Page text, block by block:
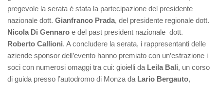
pregevole la serata è stata la partecipazione del presidente
nazionale dott. Gianfranco Prada, del presidente regionale dott.
Nicola Di Gennaro e del past president nazionale dott.
Roberto Callioni. A concludere la serata, i rappresentanti delle
aziende sponsor dell’evento hanno premiato con un’estrazione i
soci con numerosi omaggi tra cui: gioielli da Leila Bali, un corso
di guida presso l’autodromo di Monza da Lario Bergauto,